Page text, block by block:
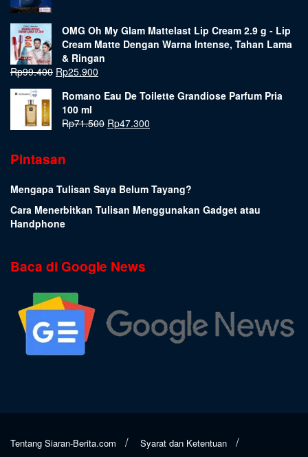
OMG Oh My Glam Mattelast Lip Cream 2.9 g - Lip
Cream Matte Dengan Warna Intense, Tahan Lama
& Ringan
Rp99.400 Rp25.900
Romano Eau De Toilette Grandiose Parfum Pria
100 ml
Rp71.500 Rp47.300
Pintasan
Mengapa Tulisan Saya Belum Tayang?
Cara Menerbitkan Tulisan Menggunakan Gadget atau
Handphone
Baca di Google News
Tentang Siaran-Berita.com
Syarat dan Ketentuan